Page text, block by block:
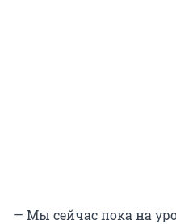
— Мы сейчас пока на